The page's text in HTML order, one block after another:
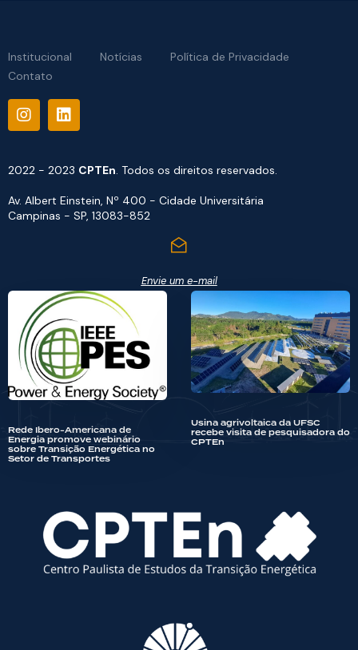
Institucional Notícias
Política de Privacidade
Contato
2022 - 2023 CPTEn. Todos os direitos reservados.
Av. Albert Einstein, Nº 400 - Cidade Universitária
Campinas - SP, 13083-852
Envie um e-mail
Rede Ibero-Americana de
Energia promove webinário
sobre Transição Energética no
Setor de Transportes
Usina agrivoltaica da UFSC
recebe visita de pesquisadora do
CPTEn